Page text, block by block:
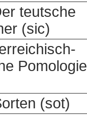
teutsche
(sic)
Pomologie
(sot)